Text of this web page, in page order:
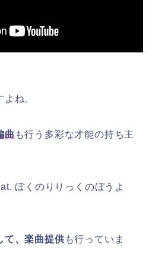
ね。
曲も行う多彩な才能の持ち主
ぼくのりりっくのぼうよ
て、楽曲提供 も行っていま